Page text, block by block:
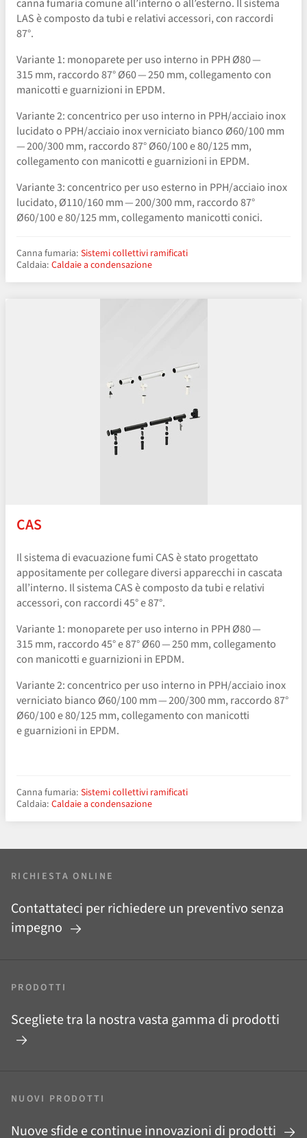
canna fumaria comune all’interno o all’esterno. Il sistema
LAS è composto da tubi e relativi accessori, con raccordi
87°.
Variante 1: monoparete per uso interno in PPH Ø80 —
315 mm, raccordo 87° Ø60 — 250 mm, collegamento con
manicotti e guarnizioni in EPDM.
Variante 2: concentrico per uso interno in PPH/​acciaio inox
lucidato o PPH/​acciaio inox verniciato bianco Ø60/100 mm
— 200/300 mm, raccordo 87° Ø60/100 e 80/125 mm,
collegamento con manicotti e guarnizioni in EPDM.
Variante 3: concentrico per uso esterno in PPH/​acciaio inox
lucidato, Ø110/160 mm — 200/300 mm, raccordo 87°
Ø60/100 e 80/125 mm, collegamento manicotti conici.
Canna fumaria: Sistemi collettivi ramificati
Caldaia: Caldaie a condensazione
CAS
Il sistema di evacuazione fumi CAS è stato progettato
appositamente per collegare diversi apparecchi in cascata
all’interno. Il sistema CAS è composto da tubi e relativi
accessori, con raccordi 45° e 87°.
Variante 1: monoparete per uso interno in PPH Ø80 —
315 mm, raccordo 45° e 87° Ø60 — 250 mm, collegamento
con manicotti e guarnizioni in EPDM.
Variante 2: concentrico per uso interno in PPH/​acciaio inox
verniciato bianco Ø60/100 mm — 200/300 mm, raccordo 87°
Ø60/100 e 80/125 mm, collegamento con manicotti
e guarnizioni in EPDM.
Canna fumaria: Sistemi collettivi ramificati
Caldaia: Caldaie a condensazione
RICHIESTA ONLINE
Contattateci per richiedere un preventivo senza
impegno
PRODOTTI
Scegliete tra la nostra vasta gamma di prodotti
NUOVI PRODOTTI
Nuove sfide e continue innovazioni di prodotti